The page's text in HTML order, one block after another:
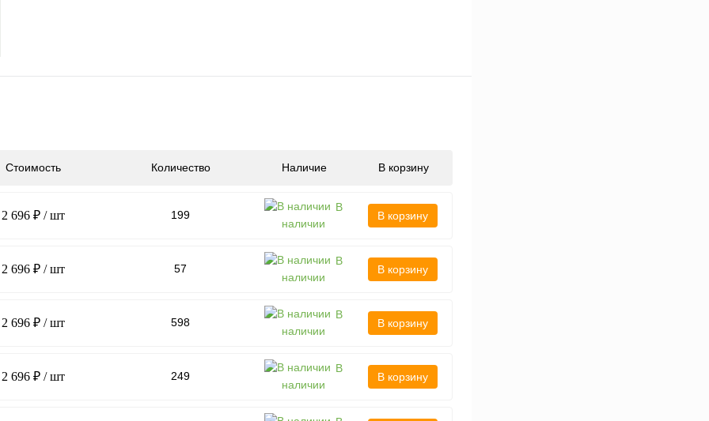
Стоимость Количество Наличие В корзину
2 696 ₽ / шт 199
В
наличии
В корзину
2 696 ₽ / шт 57
В
наличии
В корзину
2 696 ₽ / шт 598
В
наличии
В корзину
2 696 ₽ / шт 249
В
наличии
В корзину